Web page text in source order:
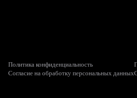
Политика конфиденциальность
Согласие на обработку персональных данных